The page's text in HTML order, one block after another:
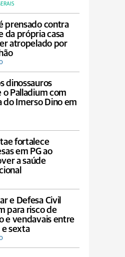
prensado contra
da própria casa
atropelado por
dinossauros
o Palladium com
do Imerso Dino em
fortalece
em PG ao
a saúde
e Defesa Civil
para risco de
e vendavais entre
sexta